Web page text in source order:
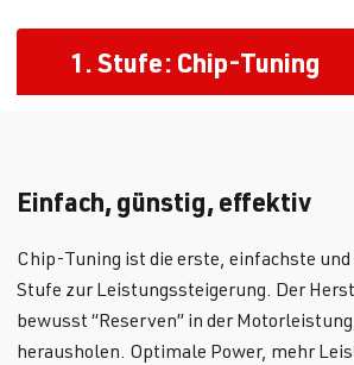
1. Stufe: Chip-Tuning
Einfach, günstig, effektiv
Chip-Tuning ist die erste, einfachste
Stufe zur Leistungssteigerung. Der
bewusst “Reserven” in der
herausholen. Optimale Power, mehr